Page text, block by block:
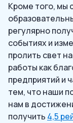
Кроме того, мы
регулярно
событиях и
пролить свет
работы как
предприятий и
тем, что наши
нам в
получить 4,5